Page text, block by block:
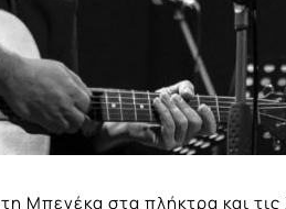
Μπενέκα στα πλήκτρα και